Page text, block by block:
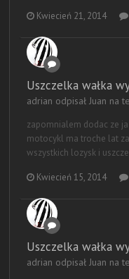
Kwiecień 21, 2014
Uszczelka wałka
adrian odpisał Juan na
zapomnialem dodac ze
motocykl ma troche lat
wszystkich lozysk i
Kwiecień 15, 2014
Uszczelka wałka
adrian odpisał Juan na